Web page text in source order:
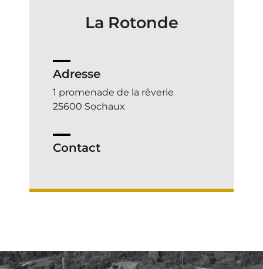
La Rotonde
Adresse
1 promenade de la rêverie
25600 Sochaux
Contact